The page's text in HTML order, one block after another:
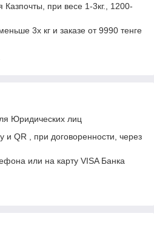
Казпочты, при весе 1-3кг., 1200-
3х кг и заказе от 9990 тенге
Юридических лиц
и QR , при договоренности, через
или на карту VISA Банка